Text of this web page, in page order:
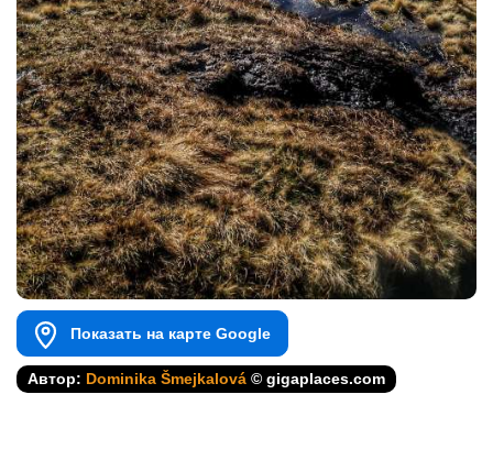
Показать на карте Google
Автор: Dominika Šmejkalová © gigaplaces.com